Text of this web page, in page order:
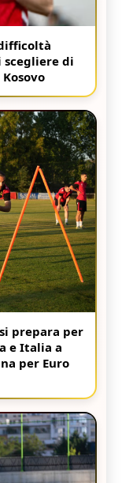
scegliere di
prepara per
e Italia a
per Euro